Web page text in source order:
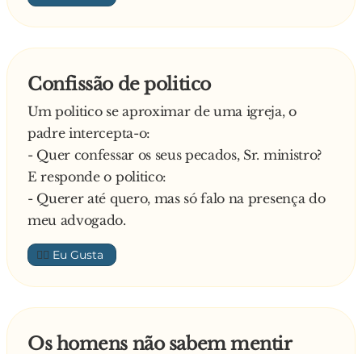
Confissão de politico
Um politico se aproximar de uma igreja, o
padre intercepta-o:
- Quer confessar os seus pecados, Sr. ministro?
E responde o politico:
- Querer até quero, mas só falo na presença do
meu advogado.
👍🏼
Os homens não sabem mentir